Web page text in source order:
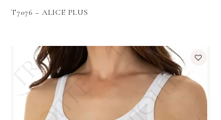
T7076 – ALICE PLUS